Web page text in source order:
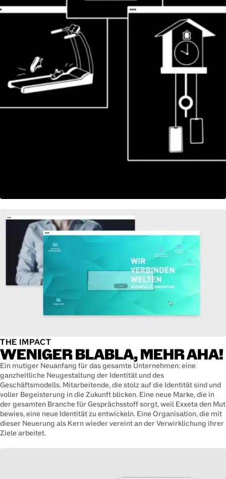
THE IMPACT
WENIGER BLABLA, MEHR AHA!
Ein mutiger Neuanfang für das gesamte Unternehmen: eine
ganzheitliche Neugestaltung der Identität und des
Geschäftsmodells. Mitarbeitende, die stolz auf die Identität sind und
voller Begeisterung in die Zukunft blicken. Eine neue Marke, die in
der gesamten Branche für Gesprächsstoff sorgt, weil Exxeta den Mut
bewies, eine neue Identität zu entwickeln. Eine Organisation, die mit
dieser Neuerung als Kern wieder vereint an der Verwirklichung ihrer
Ziele arbeitet.